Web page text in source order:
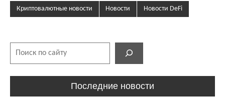
Криптовалютные новости Новости Новости DeFi
Последние новости